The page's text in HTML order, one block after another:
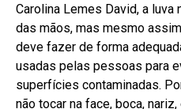
Carolina Lemes David, a
das mãos, mas mesmo
deve fazer de forma
usadas pelas pessoas para
superfícies contaminadas.
não tocar na face, boca,